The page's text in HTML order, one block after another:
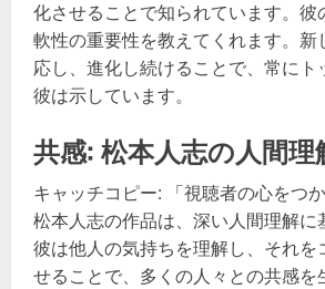
化させることで知られています。彼
軟性の重要性を教えてくれます。新
応し、進化し続けることで、常にト
彼は示しています。
共感: 松本人志の人間理
キャッチコピー: 「視聴者の心をつか
松本人志の作品は、深い人間理解に
彼は他人の気持ちを理解し、それを
せることで、多くの人々との共感を